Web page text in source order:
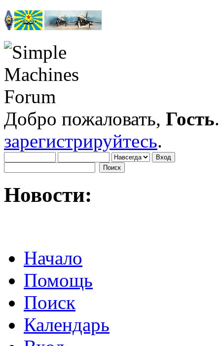
Добро пожаловать, Гость
зарегистрируйтесь.
Новости:
Начало
Помощь
Поиск
Календарь